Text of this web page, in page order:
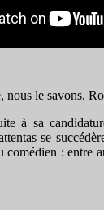
nous le savons,
à sa
se
: entre